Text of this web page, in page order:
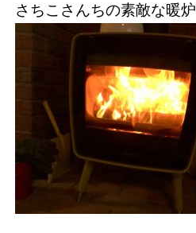
さちこさんちの素敵な暖炉